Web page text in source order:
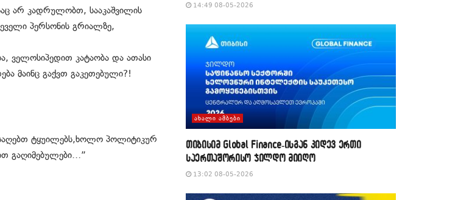
არ კადრულობთ, სააკაშვილის
პერსონის გრიალზე,
ველოსიპედით კატაობა და ათასი
მაინც გაქვთ გაკეთებული?!
ტყუილებს,ხოლო პოლიტიკურ
გაღიმებულები…”
14:49 08-05-2026
ᲐᲮᲐᲚᲘ ᲐᲛᲑᲔᲑᲘ
თიბისიმ Global Finance-ისგან კიდევ ერთი
საერთაშორისო ჯილდო მიიღო
13:02 08-05-2026